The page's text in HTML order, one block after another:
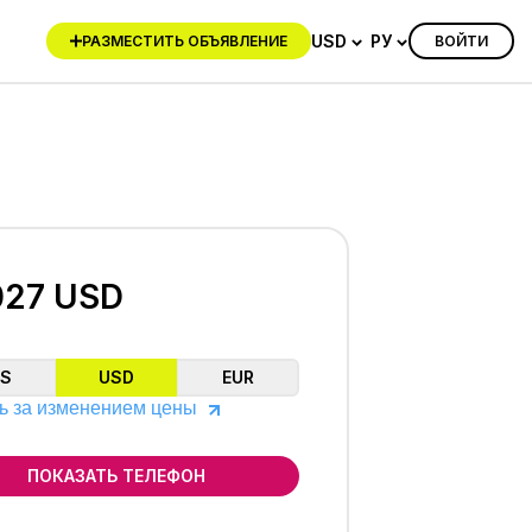
РАЗМЕСТИТЬ ОБЪЯВЛЕНИЕ USD РУ ВОЙТИ
USD
USD
EUR
за изменением цены
ПОКАЗАТЬ ТЕЛЕФОН